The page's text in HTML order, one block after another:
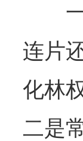
连片
化林
二是